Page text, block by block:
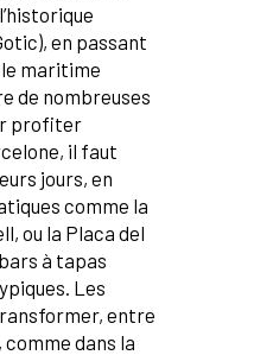
en passant
maritime
de nombreuses
profiter
il faut
jours, en
comme la
ou la Placa del
à tapas
Les
entre
dans la